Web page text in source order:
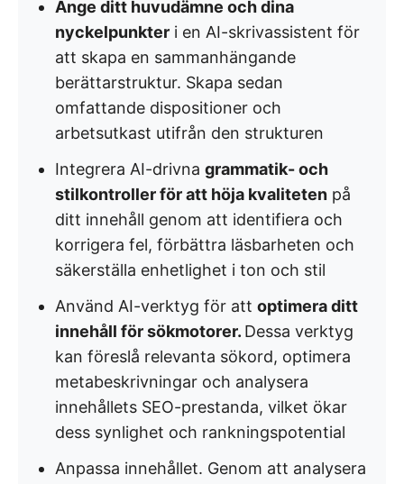
Ange ditt huvudämne och dina
nyckelpunkter i en AI-skrivassistent för
att skapa en sammanhängande
berättarstruktur. Skapa sedan
omfattande dispositioner och
arbetsutkast utifrån den strukturen
Integrera AI-drivna grammatik- och
stilkontroller för att höja kvaliteten på
ditt innehåll genom att identifiera och
korrigera fel, förbättra läsbarheten och
säkerställa enhetlighet i ton och stil
Använd AI-verktyg för att optimera ditt
innehåll för sökmotorer. Dessa verktyg
kan föreslå relevanta sökord, optimera
metabeskrivningar och analysera
innehållets SEO-prestanda, vilket ökar
dess synlighet och rankningspotential
Anpassa innehållet. Genom att analysera